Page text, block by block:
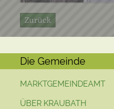
Zurück
Die Gemeinde
MARKTGEMEINDEAMT
ÜBER KRAUBATH